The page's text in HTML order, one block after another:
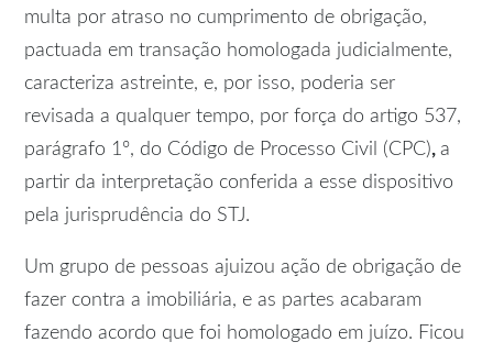
multa por atraso no cumprimento de obrigação,
pactuada em transação homologada judicialmente,
caracteriza astreinte, e, por isso, poderia ser
revisada a qualquer tempo, por força do artigo 537,
parágrafo 1º, do Código de Processo Civil (CPC),a
partir da interpretação conferida a esse dispositivo
pela jurisprudência do STJ.
Um grupo de pessoas ajuizou ação de obrigação de
fazer contra a imobiliária, e as partes acabaram
fazendo acordo que foi homologado em juízo. Ficou